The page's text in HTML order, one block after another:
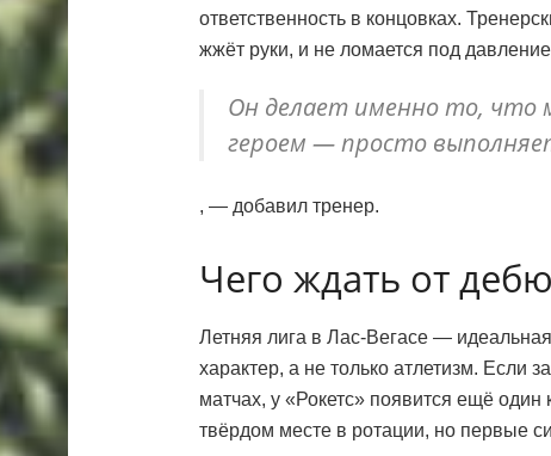
ответственность в концовках.
жжёт руки, и не ломается под
Он делает именно то,
героем — просто
, — добавил тренер.
Чего ждать от
Летняя лига в Лас-Вегасе —
характер, а не только атлетизм. Если
матчах, у «Рокетс» появится ещё
твёрдом месте в ротации, но первые